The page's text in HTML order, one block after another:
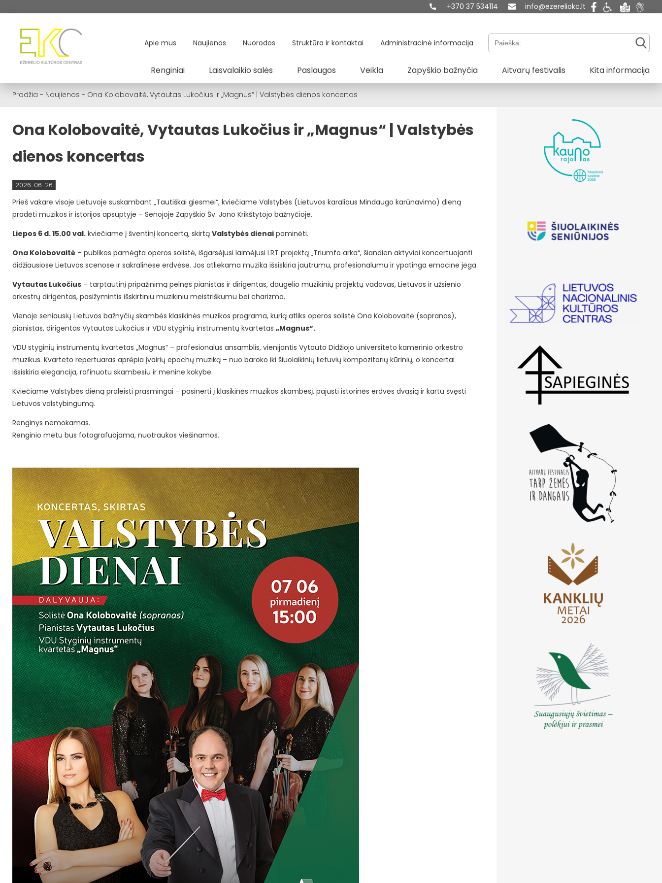
+370 37 534114 info@ezereliokc.lt
Apie mus Naujienos Nuorodos Struktūra ir kontaktai Administracinė informacija Paieška:
Renginiai Laisvalaikio salės Paslaugos Veikla Zapyškio bažnyčia Aitvarų festivalis Kita informacija
Pradžia - Naujienos - Ona Kolobovaitė, Vytautas Lukočius ir „Magnus“ | Valstybės dienos koncertas
Ona Kolobovaitė, Vytautas Lukočius ir „Magnus“ | Valstybės
dienos koncertas
2026-06-26
Prieš vakare visoje Lietuvoje suskambant „Tautiškai giesmei“, kviečiame Valstybės (Lietuvos karaliaus Mindaugo karūnavimo) dieną
pradėti muzikos ir istorijos apsuptyje – Senojoje Zapyškio Šv. Jono Krikštytojo bažnyčioje.
Liepos 6 d. 15.00 val. kviečiame į šventinį koncertą, skirtą Valstybės dienai paminėti.
Ona Kolobovaitė – publikos pamėgta operos solistė, išgarsėjusi laimėjusi LRT projektą „Triumfo arka“, šiandien aktyviai koncertuojanti
didžiausiose Lietuvos scenose ir sakralinėse erdvėse. Jos atliekama muzika išsiskiria jautrumu, profesionalumu ir ypatinga emocine jėga.
Vytautas Lukočius – tarptautinį pripažinimą pelnęs pianistas ir dirigentas, daugelio muzikinių projektų vadovas, Lietuvos ir užsienio
orkestrų dirigentas, pasižymintis išskirtiniu muzikiniu meistriškumu bei charizma.
Vienoje seniausių Lietuvos bažnyčių skambės klasikinės muzikos programa, kurią atliks operos solistė Ona Kolobovaitė (sopranas),
pianistas, dirigentas Vytautas Lukočius ir VDU styginių instrumentų kvartetas „Magnus“.
VDU styginių instrumentų kvartetas „Magnus“ – profesionalus ansamblis, vienijantis Vytauto Didžiojo universiteto kamerinio orkestro
muzikus. Kvarteto repertuaras aprėpia įvairių epochų muziką – nuo baroko iki šiuolaikinių lietuvių kompozitorių kūrinių, o koncertai
išsiskiria elegancija, rafinuotu skambesiu ir menine kokybe.
Kviečiame Valstybės dieną praleisti prasmingai – pasinerti į klasikinės muzikos skambesį, pajusti istorinės erdvės dvasią ir kartu švęsti
Lietuvos valstybingumą.
Renginys nemokamas.
Renginio metu bus fotografuojama, nuotraukos viešinamos.